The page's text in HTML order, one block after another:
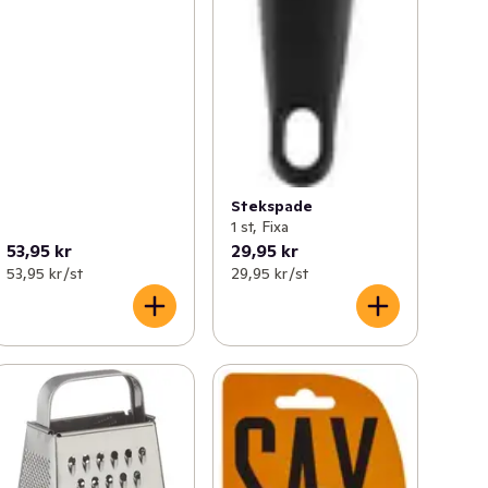
53,95 kr
53,95 kr /st
Stekspade
1 st, Fixa
29,95 kr
29,95 kr /st